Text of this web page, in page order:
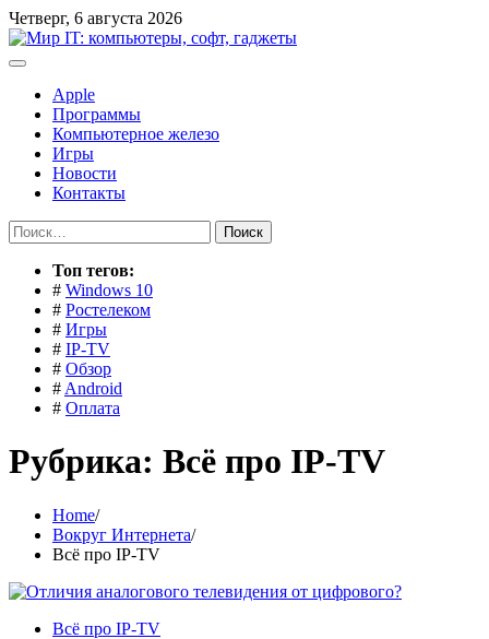
Перейти
к
содержимому
Четверг, 6 августа 2026
Apple
Программы
Компьютерное железо
Игры
Новости
Контакты
Найти:
Toп тегов:
# Windows 10
# Ростелеком
# Игры
# IP-TV
# Обзор
# Android
# Оплата
Рубрика: Всё про IP-TV
Home
Вокруг Интернета
Всё про IP-TV
Всё про IP-TV